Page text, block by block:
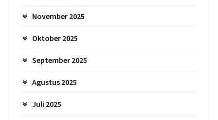
November 2025
Oktober 2025
September 2025
Agustus 2025
Juli 2025